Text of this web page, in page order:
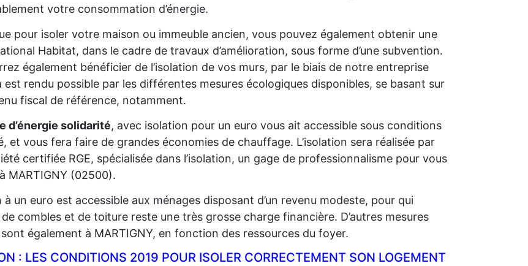
votre consommation d’énergie.
pour isoler votre maison ou immeuble ancien, vous pouvez également obtenir une
Habitat, dans le cadre de travaux d’amélioration, sous forme d’une subvention.
également bénéficier de l’isolation de vos murs, par le biais de notre entreprise
est rendu possible par les différentes mesures écologiques disponibles, se basant sur
fiscal de référence, notamment.
d’énergie solidarité, avec isolation pour un euro vous ait accessible sous conditions
et vous fera faire de grandes économies de chauffage. L’isolation sera réalisée par
certifiée RGE, spécialisée dans l’isolation, un gage de professionnalisme pour vous
MARTIGNY (02500).
à un euro est accessible aux ménages disposant d’un revenu modeste, pour qui
de combles et de toiture reste une très grosse charge financière. D’autres mesures
également à MARTIGNY, en fonction des ressources du foyer.
: LES CONDITIONS 2019 POUR ISOLER CORRECTEMENT SON LOGEMENT